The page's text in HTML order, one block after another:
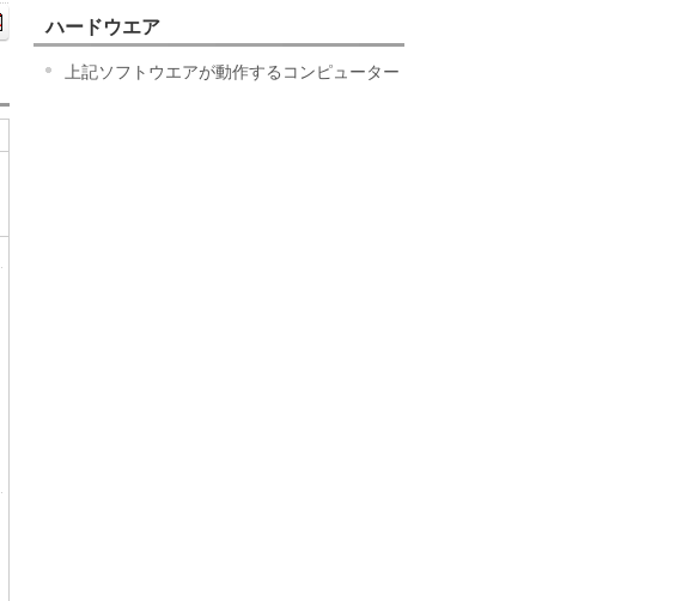
ハードウエア
上記ソフトウエアが動作するコンピューター